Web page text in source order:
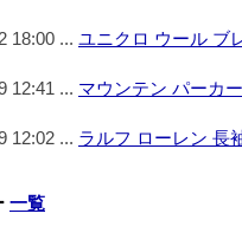
18:00 ... ユニクロ ウール ブ
12:41 ... マウンテン パーカ
12:02 ... ラルフ ローレン 長
一覧